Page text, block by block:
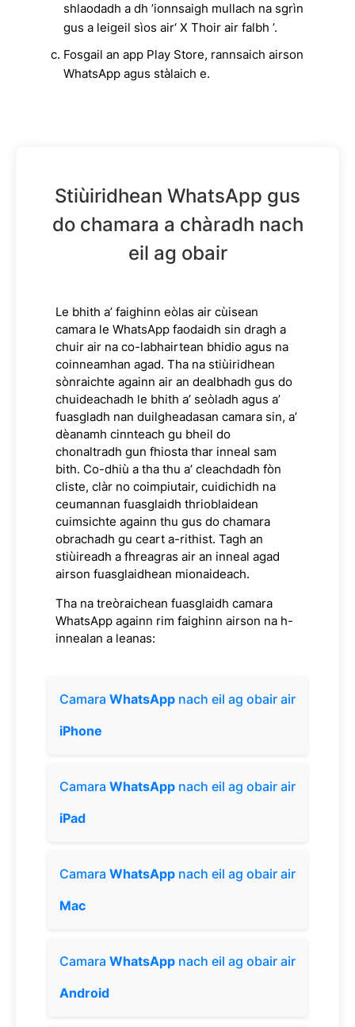
shlaodadh a dh ’ionnsaigh mullach na sgrìn
gus a leigeil sìos air‘ X Thoir air falbh ’.
Fosgail an app Play Store, rannsaich airson
WhatsApp agus stàlaich e.
Stiùiridhean WhatsApp gus
do chamara a chàradh nach
eil ag obair
Le bhith a’ faighinn eòlas air cùisean
camara le WhatsApp faodaidh sin dragh a
chuir air na co-labhairtean bhidio agus na
coinneamhan agad. Tha na stiùiridhean
sònraichte againn air an dealbhadh gus do
chuideachadh le bhith a’ seòladh agus a’
fuasgladh nan duilgheadasan camara sin, a’
dèanamh cinnteach gu bheil do
chonaltradh gun fhiosta thar inneal sam
bith. Co-dhiù a tha thu a’ cleachdadh fòn
cliste, clàr no coimpiutair, cuidichidh na
ceumannan fuasglaidh thrioblaidean
cuimsichte againn thu gus do chamara
obrachadh gu ceart a-rithist. Tagh an
stiùireadh a fhreagras air an inneal agad
airson fuasglaidhean mionaideach.
Tha na treòraichean fuasglaidh camara
WhatsApp againn rim faighinn airson na h-
innealan a leanas:
Camara WhatsApp nach eil ag obair air
iPhone
Camara WhatsApp nach eil ag obair air
iPad
Camara WhatsApp nach eil ag obair air
Mac
Camara WhatsApp nach eil ag obair air
Android